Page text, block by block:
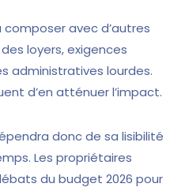
avec d’autres
loyers, exigences
administratives lourdes.
d’en atténuer l’impact.
donc de sa lisibilité
Les propriétaires
du budget 2026 pour